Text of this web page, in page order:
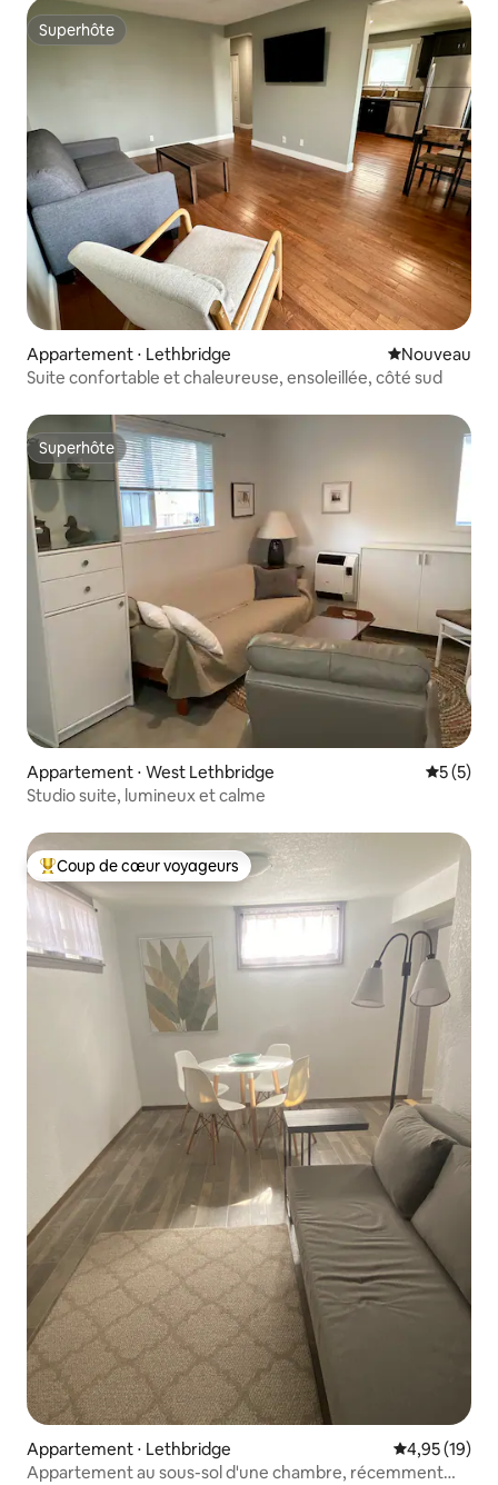
Superhôte
Superhôte
Appartement ⋅ Lethbridge Nouvel
Nouveau
Suite confortable et chaleureuse, ensoleillée, côté sud
Superhôte
Superhôte
Appartement ⋅ West Lethbridge
5 (5)
Studio suite, lumineux et calme
Coups de cœur voyageurs les plus appréciés
Coup de cœur voyageurs
Appartement ⋅ Lethbridge Évaluation
4,95 (19)
Appartement au sous-sol d'une chambre, récemment